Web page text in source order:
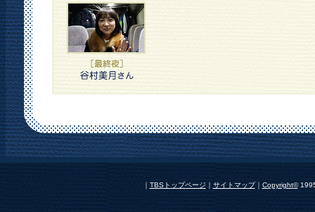
｜ TBSトップページ ｜ サイトマップ｜ Copyright©